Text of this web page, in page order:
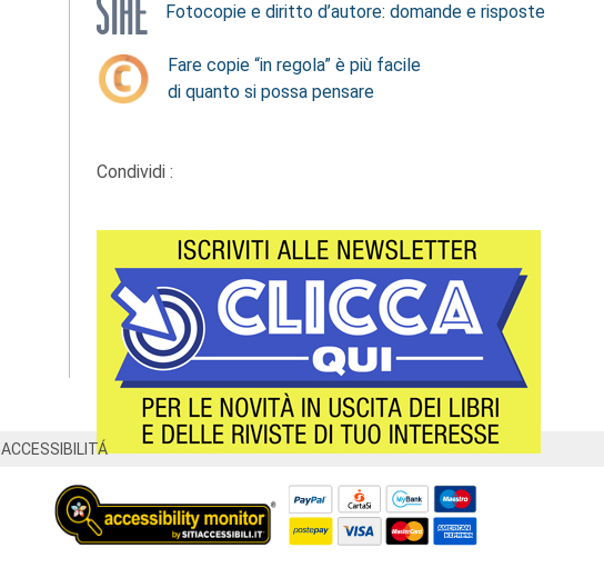
Fotocopie e diritto d’autore: domande e risposte
Fare copie “in regola” è più facile
di quanto si possa pensare
Condividi :
ACCESSIBILITÁ